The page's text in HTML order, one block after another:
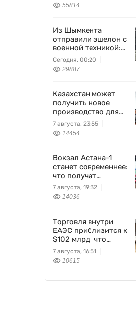
55814
Из Шымкента
отправили эшелон с
военной техникой:
что известно
Сегодня, 00:20
29887
Казахстан может
получить новое
производство для
химпрома и
энергетики
7 августа, 23:55
14454
Вокзал Астана-1
станет современнее:
что получат
пассажиры
7 августа, 19:32
14036
Торговля внутри
ЕАЭС приблизится к
$102 млрд: что
предложил
Казахстан
7 августа, 16:51
10615